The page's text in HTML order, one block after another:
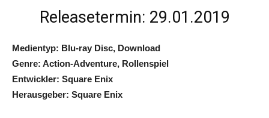
Releasetermin: 29.01.2019
Medientyp: Blu-ray Disc, Download
Genre: Action-Adventure, Rollenspiel
Entwickler: Square Enix
Herausgeber: Square Enix